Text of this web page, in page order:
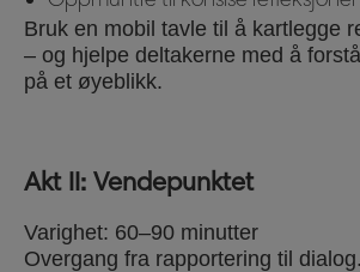
Bruk en mobil tavle til å kartlegge
– og hjelpe deltakerne med å
på et øyeblikk.
Akt II: Vendepunktet
Varighet: 60–90 minutter
Overgang fra rapportering til dialog.